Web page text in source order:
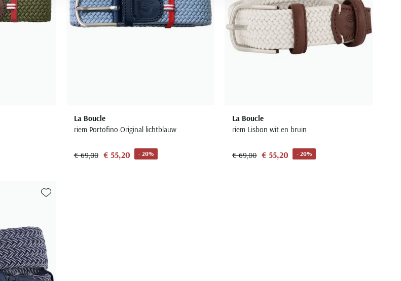
La Boucle
riem Portofino Original lichtblauw
€ 69,00 € 55,20 - 20%
La Boucle
riem Lisbon wit en bruin
€ 69,00 € 55,20 - 20%